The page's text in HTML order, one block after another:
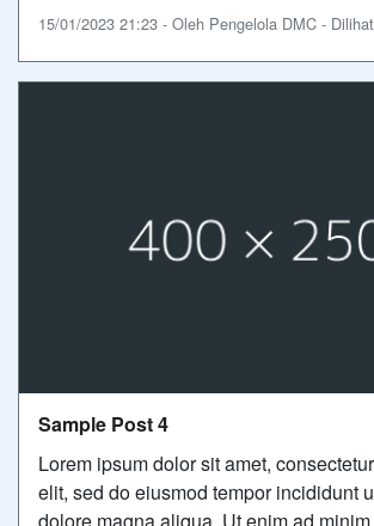
15/01/2023 21:23 - Oleh Pengelola DMC -
Sample Post 4
Lorem ipsum dolor sit amet,
elit, sed do eiusmod tempor incididunt